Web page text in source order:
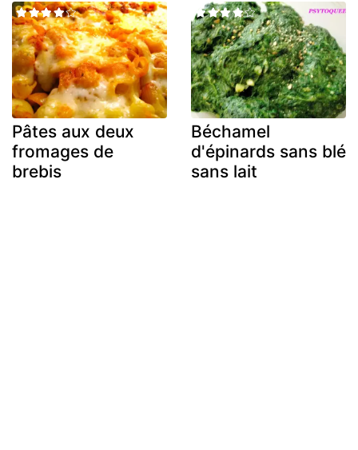
Pâtes aux deux
fromages de
brebis
Béchamel
d'épinards sans blé
sans lait